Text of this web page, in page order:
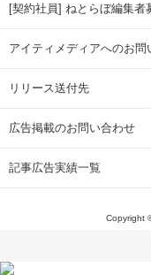
[契約社員] ねとらぼ編集者
アイティメディアへのお問
リリース送付先
広告掲載のお問い合わせ
記事広告実績一覧
Copyright